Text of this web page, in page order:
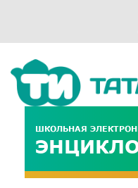
ШКОЛЬНАЯ